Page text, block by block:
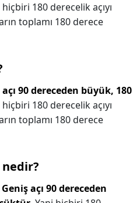
hiçbiri 180 derecelik açıyı
toplamı 180 derece
90 dereceden büyük, 180
hiçbiri 180 derecelik açıyı
toplamı 180 derece
nedir?
Geniş açı 90 dereceden